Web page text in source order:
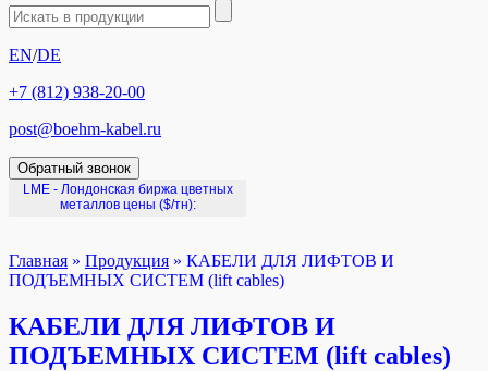
EN/DE
+7 (812) 938-20-00
post@boehm-kabel.ru
Обратный звонок
LME - Лондонская биржа цветных
металлов цены ($/тн):
Главная » Продукция » КАБЕЛИ ДЛЯ ЛИФТОВ И
ПОДЪЕМНЫХ СИСТЕМ (lift cables)
КАБЕЛИ ДЛЯ ЛИФТОВ И
ПОДЪЕМНЫХ СИСТЕМ (lift cables)